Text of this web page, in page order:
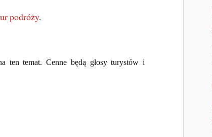
podróży.
ten temat. Cenne będą głosy turystów i